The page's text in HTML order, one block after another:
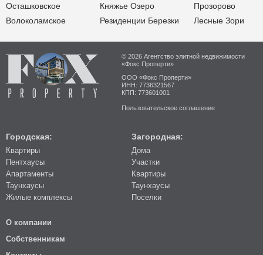
Осташковское
Волоколамское
Княжье Озеро
Резиденции Березки
Прозорово
Лесные Зори
© 2026 Агентство элитной недвижимости
«Фокс Проперти»
ООО «Фокс Проперти»
ИНН: 7736321567
КПП: 773601001
Пользовательское соглашение
Городская:
Квартиры
Пентхаусы
Апартаменты
Таунхаусы
Жилые комплексы
Загородная:
Дома
Участки
Квартиры
Таунхаусы
Поселки
О компании
Собственникам